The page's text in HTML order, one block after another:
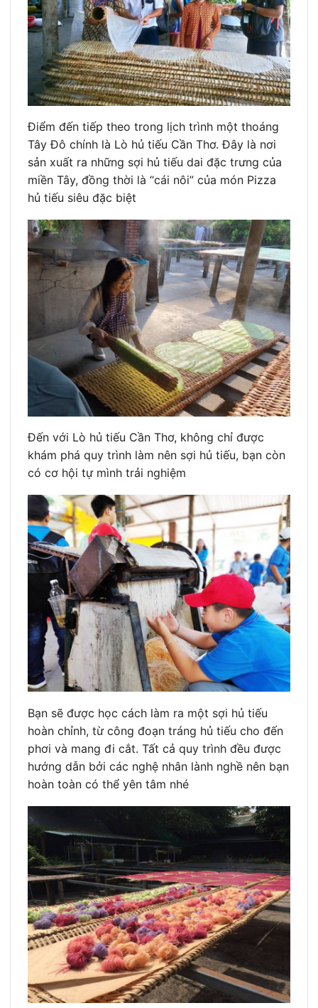
Điểm đến tiếp theo trong lịch trình một thoáng
Tây Đô chính là Lò hủ tiếu Cần Thơ. Đây là nơi
sản xuất ra những sợi hủ tiếu dai đặc trưng của
miền Tây, đồng thời là “cái nôi” của món Pizza
hủ tiếu siêu đặc biệt
Đến với Lò hủ tiếu Cần Thơ, không chỉ được
khám phá quy trình làm nên sợi hủ tiếu, bạn còn
có cơ hội tự mình trải nghiệm
Bạn sẽ được học cách làm ra một sợi hủ tiếu
hoàn chỉnh, từ công đoạn tráng hủ tiếu cho đến
phơi và mang đi cắt. Tất cả quy trình đều được
hướng dẫn bởi các nghệ nhân lành nghề nên bạn
hoàn toàn có thể yên tâm nhé